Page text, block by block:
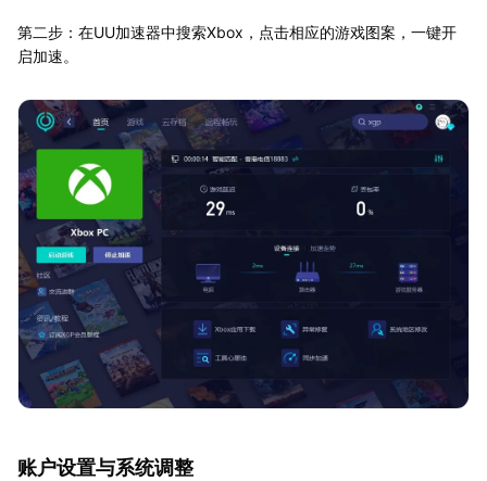
第二步：在UU加速器中搜索Xbox，点击相应的游戏图案，一键开
启加速。
账户设置与系统调整